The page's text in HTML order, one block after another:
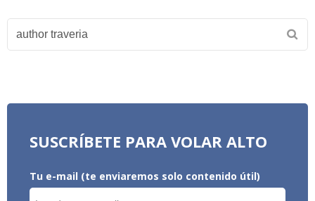
SUSCRÍBETE PARA VOLAR ALTO
Tu e-mail (te enviaremos solo contenido útil)